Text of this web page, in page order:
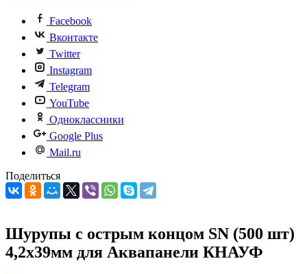
Facebook
Вконтакте
Twitter
Instagram
Telegram
YouTube
Одноклассники
Google Plus
Mail.ru
Поделиться
Шурупы с острым концом SN (500 шт)
4,2x39мм для Аквапанели КНАУФ